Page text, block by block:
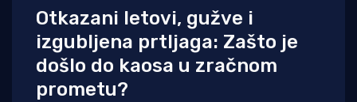
Otkazani letovi, gužve i
izgubljena prtljaga: Zašto je
došlo do kaosa u zračnom
prometu?